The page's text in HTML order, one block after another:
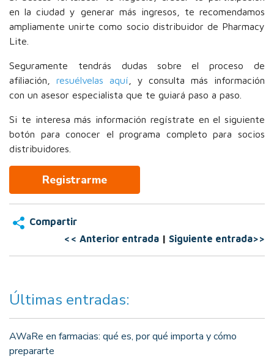
en la ciudad y generar más ingresos, te recomendamos
ampliamente unirte como socio distribuidor de Pharmacy
Lite.
Seguramente tendrás dudas sobre el proceso de
afiliación, resuélvelas aquí , y consulta más información
con un asesor especialista que te guiará paso a paso.
Si te interesa más información regístrate en el siguiente
botón para conocer el programa completo para socios
distribuidores.
Registrarme
Compartir
<< Anterior entrada | Siguiente entrada>>
Últimas entradas:
AWaRe en farmacias: qué es, por qué importa y cómo
prepararte